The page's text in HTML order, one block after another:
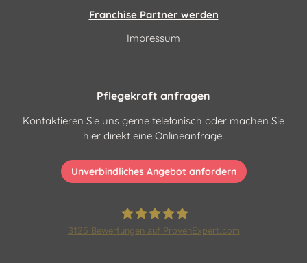
Franchise Partner werden
Impressum
Pflegekraft anfragen
Kontaktieren Sie uns gerne telefonisch oder machen Sie
hier direkt eine Onlineanfrage.
Unverbindliches Angebot anfordern
3125 Bewertungen auf ProvenExpert.com